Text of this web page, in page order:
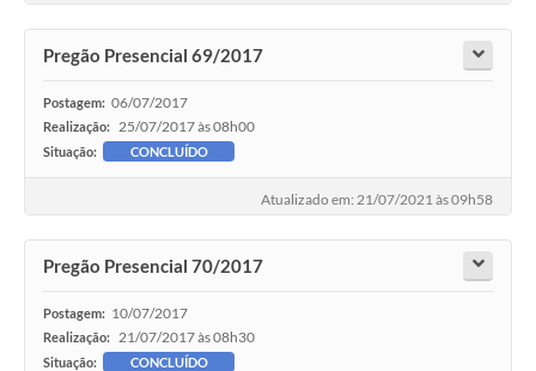
Pregão Presencial 69/2017
Postagem: 06/07/2017
Realização: 25/07/2017 às 08h00
Situação: CONCLUÍDO
Atualizado em: 21/07/2021 às 09h58
Pregão Presencial 70/2017
Postagem: 10/07/2017
Realização: 21/07/2017 às 08h30
Situação: CONCLUÍDO